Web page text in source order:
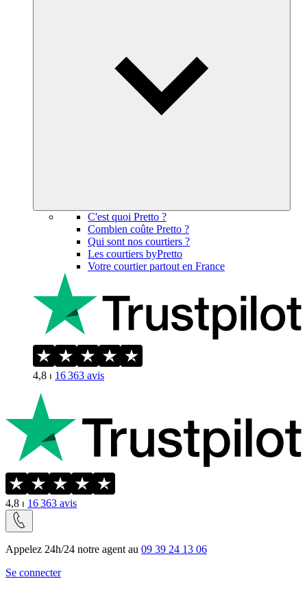
C'est quoi Pretto ?
Combien coûte Pretto ?
Qui sont nos courtiers ?
Les courtiers byPretto
Votre courtier partout en France
4,8 ⏐ 16 363 avis
4,8 ⏐ 16 363 avis
Appelez 24h/24 notre agent au 09 39 24 13 06
Se connecter